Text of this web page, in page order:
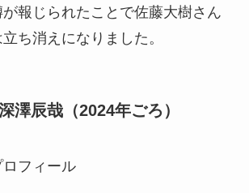
報じられたことで佐藤大樹さん
ち消えになりました。
澤辰哉（2024年ごろ）
フィール